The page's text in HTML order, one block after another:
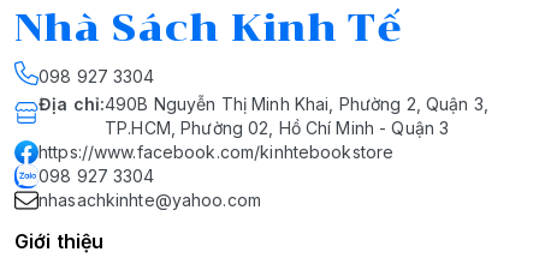
Nhà Sách Kinh Tế
098 927 3304
Địa chỉ:490B Nguyễn Thị Minh Khai, Phường 2, Quận 3,
TP.HCM, Phường 02, Hồ Chí Minh - Quận 3
https://www.facebook.com/kinhtebookstore
098 927 3304
nhasachkinhte@yahoo.com
Giới thiệu